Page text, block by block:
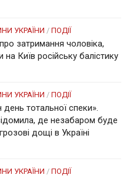
УКРАЇНИ / ПОДІЇ
затримання чоловіка,
на Київ російську балістику
УКРАЇНИ / ПОДІЇ
тотальної спеки».
де незабаром буде
дощі в Україні
УКРАЇНИ / ПОДІЇ